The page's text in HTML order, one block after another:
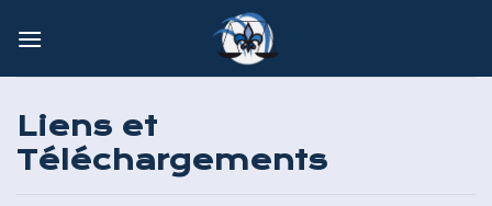
Liens et
Téléchargements